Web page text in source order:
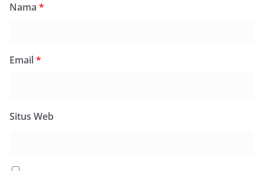
Nama *
Email*
Situs Web